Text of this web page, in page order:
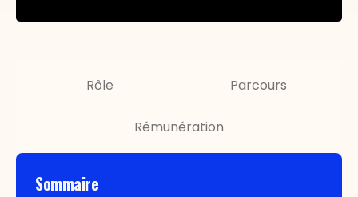
Rôle Parcours
Rémunération
Sommaire